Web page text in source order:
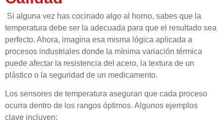
Si alguna vez has cocinado algo al horno, sabes que la
temperatura debe ser la adecuada para que el resultado sea
perfecto. Ahora, imagina esa misma lógica aplicada a
procesos industriales donde la mínima variación térmica
puede afectar la resistencia del acero, la textura de un
plástico o la seguridad de un medicamento.
Los sensores de temperatura aseguran que cada proceso
ocurra dentro de los rangos óptimos. Algunos ejemplos
clave incluyen: